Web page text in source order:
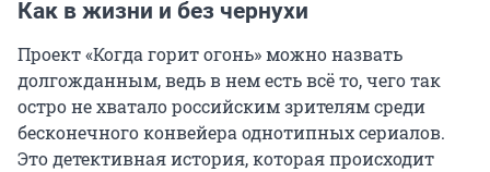
Как в жизни и без чернухи
Проект «Когда горит огонь» можно назвать
долгожданным, ведь в нем есть всё то, чего так
остро не хватало российским зрителям среди
бесконечного конвейера однотипных сериалов.
Это детективная история, которая происходит